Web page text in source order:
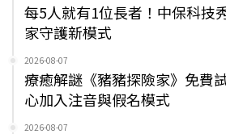
每5人就有1位長者！中保科技
家守護新模式
2026-08-07
療癒解謎《豬豬探險家》免費
心加入注音與假名模式
2026-08-07